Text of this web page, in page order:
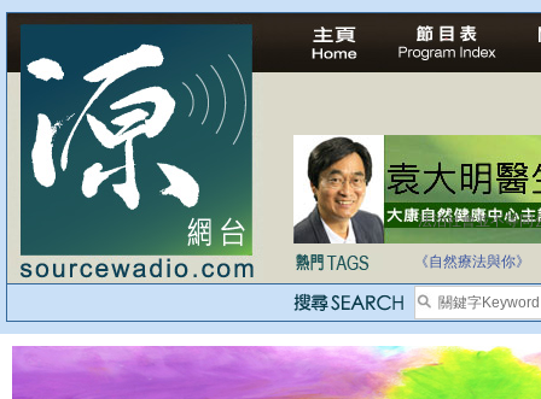
法治社會並不等同
《自然療法與你》